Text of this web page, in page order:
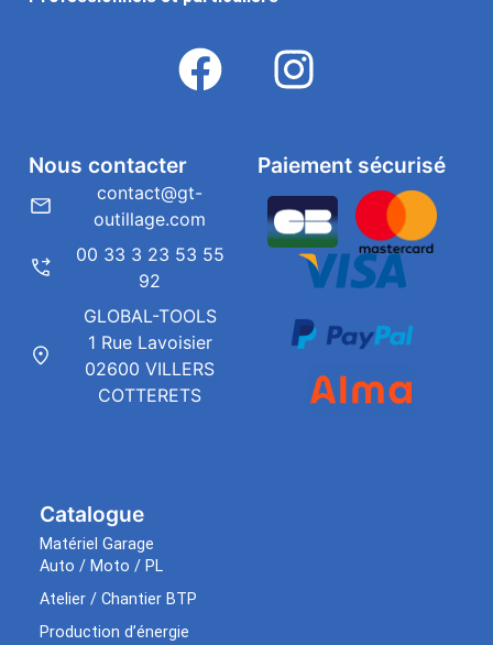
Catalogue
Matériel Garage
Auto / Moto / PL
Atelier / Chantier BTP
Production d’énergie
Paiement sécurisé
Nous contacter
contact@gt-
outillage.com
00 33 3 23 53 55
92
GLOBAL-TOOLS
1 Rue Lavoisier
02600 VILLERS
COTTERETS